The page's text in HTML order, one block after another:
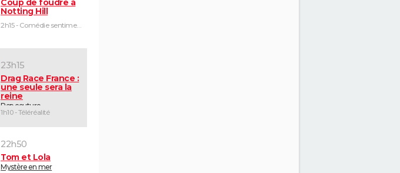
Coup de foudre à
Notting Hill
2h15 - Comédie sentimentale
23h15
Drag Race France :
une seule sera la
reine
Pop couture
1h10 - Téléréalité
22h50
Tom et Lola
Mystère en mer